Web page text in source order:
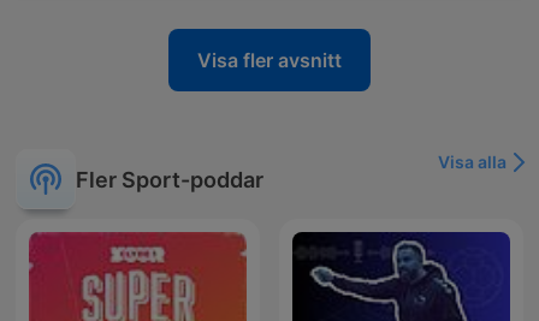
Visa fler avsnitt
Fler Sport-poddar
Visa alla